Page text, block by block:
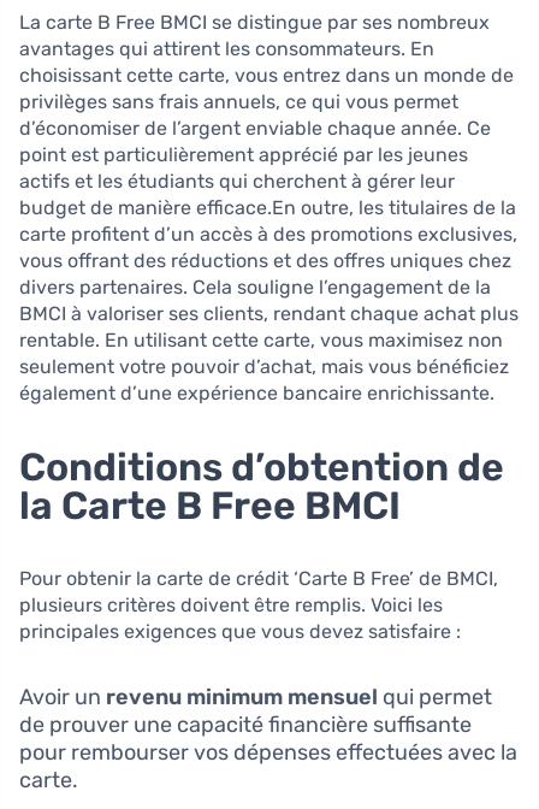
La carte B Free BMCI se distingue par ses nombreux
avantages qui attirent les consommateurs. En
choisissant cette carte, vous entrez dans un monde de
privilèges sans frais annuels, ce qui vous permet
d’économiser de l’argent enviable chaque année. Ce
point est particulièrement apprécié par les jeunes
actifs et les étudiants qui cherchent à gérer leur
budget de manière efficace.En outre, les titulaires de la
carte profitent d’un accès à des promotions exclusives,
vous offrant des réductions et des offres uniques chez
divers partenaires. Cela souligne l’engagement de la
BMCI à valoriser ses clients, rendant chaque achat plus
rentable. En utilisant cette carte, vous maximisez non
seulement votre pouvoir d’achat, mais vous bénéficiez
également d’une expérience bancaire enrichissante.
Conditions d’obtention de
la Carte B Free BMCI
Pour obtenir la carte de crédit ‘Carte B Free’ de BMCI,
plusieurs critères doivent être remplis. Voici les
principales exigences que vous devez satisfaire :
Avoir un revenu minimum mensuel qui permet
de prouver une capacité financière suffisante
pour rembourser vos dépenses effectuées avec la
carte.